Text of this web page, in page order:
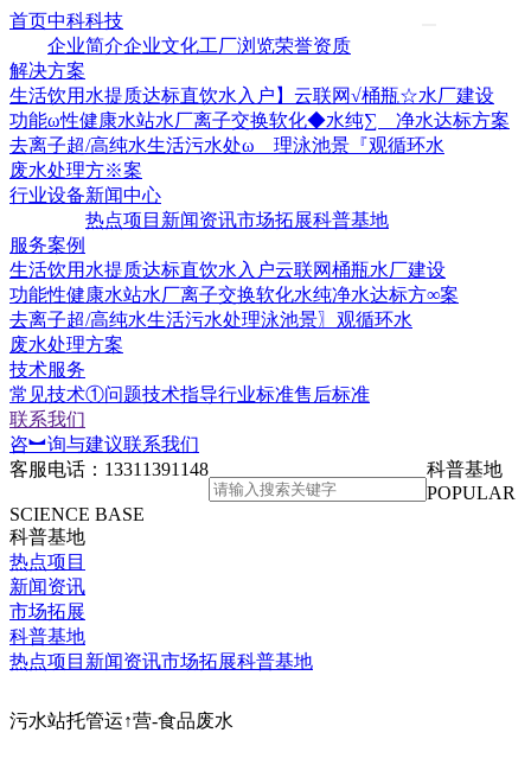
首页中科科技
企业简介企业文化工厂浏览荣誉资质
解决方案
生活饮用水提质达标直饮水入户】云联网√桶瓶☆水厂建设
功能ω性健康水站水厂离子交换软化◆水纯∑ 净水达标方案
去离子超/高纯水生活污水处ω 理泳池景『观循环水
废水处理方※案
行业设备新闻中心
热点项目 新闻资讯市场拓展科普基地
服务案例
生活饮用水提质达标直饮水入户云联网桶瓶水厂建设
功能性健康水站水厂离子交换软化水纯净水达标方∞案
去离子超/高纯水生活污水处理泳池景〗观循环水
废水处理方案
技术服务
常见技术①问题技术指导行业标准售后标准
联系我们
咨︼询与建议联系我们
客服电话： 13311391148
科普基地
POPULAR
SCIENCE BASE
科普基地
热点项目
新闻资讯
市场拓展
科普基地
热点项目 新闻资讯市场拓展科普基地
污水站托管运↑营-食品废水